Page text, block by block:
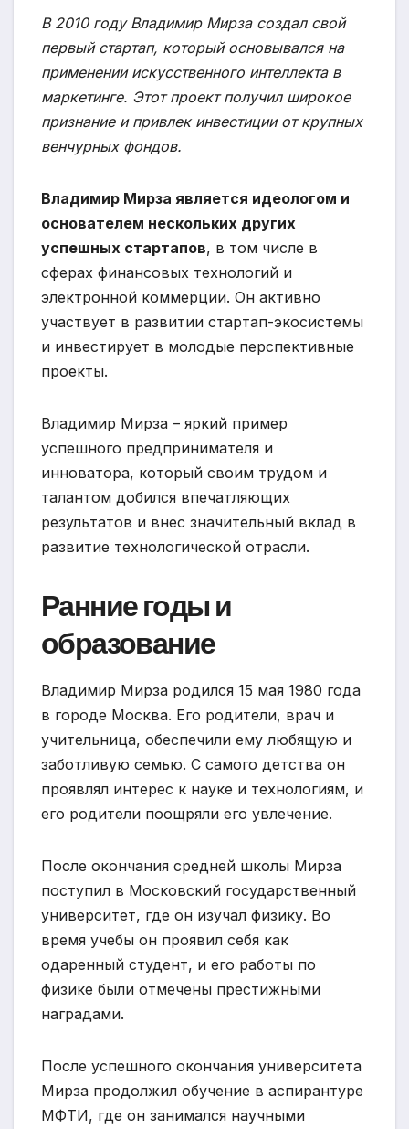
В 2010 году Владимир Мирза создал свой
первый стартап, который основывался на
применении искусственного интеллекта в
маркетинге. Этот проект получил широкое
признание и привлек инвестиции от крупных
венчурных фондов.
Владимир Мирза является идеологом и
основателем нескольких других
успешных стартапов, в том числе в
сферах финансовых технологий и
электронной коммерции. Он активно
участвует в развитии стартап-экосистемы
и инвестирует в молодые перспективные
проекты.
Владимир Мирза – яркий пример
успешного предпринимателя и
инноватора, который своим трудом и
талантом добился впечатляющих
результатов и внес значительный вклад в
развитие технологической отрасли.
Ранние годы и
образование
Владимир Мирза родился 15 мая 1980 года
в городе Москва. Его родители, врач и
учительница, обеспечили ему любящую и
заботливую семью. С самого детства он
проявлял интерес к науке и технологиям, и
его родители поощряли его увлечение.
После окончания средней школы Мирза
поступил в Московский государственный
университет, где он изучал физику. Во
время учебы он проявил себя как
одаренный студент, и его работы по
физике были отмечены престижными
наградами.
После успешного окончания университета
Мирза продолжил обучение в аспирантуре
МФТИ, где он занимался научными